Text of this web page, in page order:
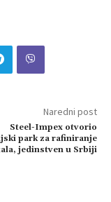
Naredni post
Steel-Impex otvorio
park za rafiniranje
jedinstven u Srbiji